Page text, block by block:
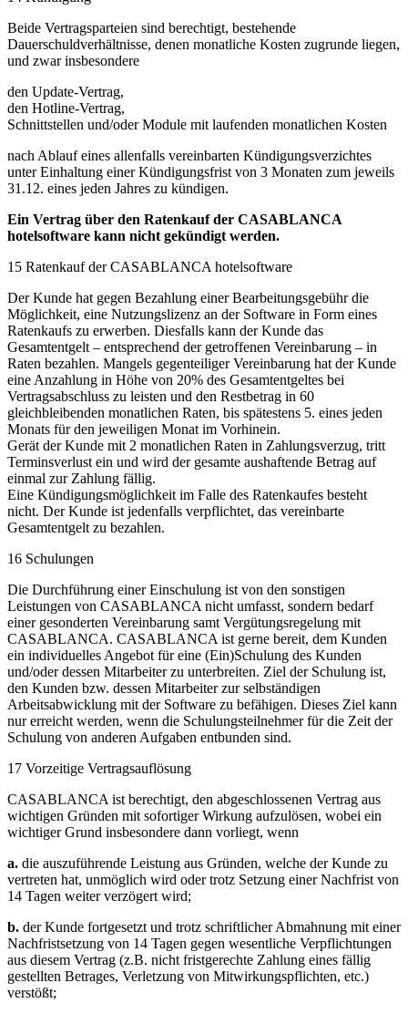
Beide Vertragsparteien sind berechtigt, bestehende
Dauerschuldverhältnisse, denen monatliche Kosten zugrunde liegen,
und zwar insbesondere
den Update-Vertrag,
den Hotline-Vertrag,
Schnittstellen und/oder Module mit laufenden monatlichen Kosten
nach Ablauf eines allenfalls vereinbarten Kündigungsverzichtes
unter Einhaltung einer Kündigungsfrist von 3 Monaten zum jeweils
31.12. eines jeden Jahres zu kündigen.
Ein Vertrag über den Ratenkauf der CASABLANCA
hotelsoftware kann nicht gekündigt werden.
15 Ratenkauf der CASABLANCA hotelsoftware
Der Kunde hat gegen Bezahlung einer Bearbeitungsgebühr die
Möglichkeit, eine Nutzungslizenz an der Software in Form eines
Ratenkaufs zu erwerben. Diesfalls kann der Kunde das
Gesamtentgelt – entsprechend der getroffenen Vereinbarung – in
Raten bezahlen. Mangels gegenteiliger Vereinbarung hat der Kunde
eine Anzahlung in Höhe von 20% des Gesamtentgeltes bei
Vertragsabschluss zu leisten und den Restbetrag in 60
gleichbleibenden monatlichen Raten, bis spätestens 5. eines jeden
Monats für den jeweiligen Monat im Vorhinein.
Gerät der Kunde mit 2 monatlichen Raten in Zahlungsverzug, tritt
Terminsverlust ein und wird der gesamte aushaftende Betrag auf
einmal zur Zahlung fällig.
Eine Kündigungsmöglichkeit im Falle des Ratenkaufes besteht
nicht. Der Kunde ist jedenfalls verpflichtet, das vereinbarte
Gesamtentgelt zu bezahlen.
16 Schulungen
Die Durchführung einer Einschulung ist von den sonstigen
Leistungen von CASABLANCA nicht umfasst, sondern bedarf
einer gesonderten Vereinbarung samt Vergütungsregelung mit
CASABLANCA. CASABLANCA ist gerne bereit, dem Kunden
ein individuelles Angebot für eine (Ein)Schulung des Kunden
und/oder dessen Mitarbeiter zu unterbreiten. Ziel der Schulung ist,
den Kunden bzw. dessen Mitarbeiter zur selbständigen
Arbeitsabwicklung mit der Software zu befähigen. Dieses Ziel kann
nur erreicht werden, wenn die Schulungsteilnehmer für die Zeit der
Schulung von anderen Aufgaben entbunden sind.
17 Vorzeitige Vertragsauflösung
CASABLANCA ist berechtigt, den abgeschlossenen Vertrag aus
wichtigen Gründen mit sofortiger Wirkung aufzulösen, wobei ein
wichtiger Grund insbesondere dann vorliegt, wenn
a. die auszuführende Leistung aus Gründen, welche der Kunde zu
vertreten hat, unmöglich wird oder trotz Setzung einer Nachfrist von
14 Tagen weiter verzögert wird;
b. der Kunde fortgesetzt und trotz schriftlicher Abmahnung mit einer
Nachfristsetzung von 14 Tagen gegen wesentliche Verpflichtungen
aus diesem Vertrag (z.B. nicht fristgerechte Zahlung eines fällig
gestellten Betrages, Verletzung von Mitwirkungspflichten, etc.)
verstößt;